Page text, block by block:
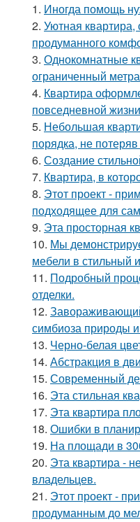
1. Иногда помощь
2. Уютная
продуманного
3. Однокомнатные
ограниченный
4. Квартира
повседневной
5. Небольшая
порядка, не
6. Создание
7. Квартира, в
8. Этот проект -
подходящее для
9. Эта просторная
10. Мы
мебели в стильный
11. Подробный
отделки.
12.
симбиоза природы
13. Черно-белая
14. Абстракция в
15. Современный
16. Эта стильная
17. Эта квартира
18. Ошибки в
19. На площади в
20. Эта квартира -
владельцев.
21. Этот проект -
продуманным до